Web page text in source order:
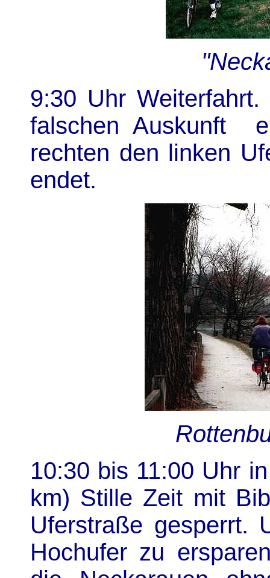
9:30 Uhr
falschen Auskunft
rechten den linken
endet.
10:30 bis 11:00 Uhr
km) Stille Zeit mit
Uferstraße gesperrt.
Hochufer zu